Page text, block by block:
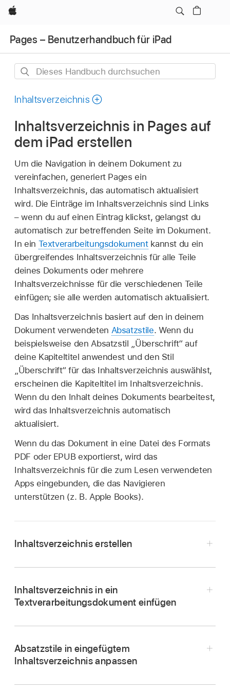
Apple
Pages – Benutzerhandbuch für iPad
Dieses
durchsuchen
Inhaltsverzeichnis
Inhaltsverzeichnis in Pages auf
dem iPad erstellen
Um die Navigation in deinem Dokument zu
vereinfachen, generiert Pages ein
Inhaltsverzeichnis, das automatisch aktualisiert
wird. Die Einträge im Inhaltsverzeichnis sind Links
– wenn du auf einen Eintrag klickst, gelangst du
automatisch zur betreffenden Seite im Dokument.
In ein Textverarbeitungsdokumentkannst du ein
übergreifendes Inhaltsverzeichnis für alle Teile
deines Dokuments oder mehrere
Inhaltsverzeichnisse für die verschiedenen Teile
einfügen; sie alle werden automatisch aktualisiert.
Das Inhaltsverzeichnis basiert auf den in deinem
Dokument verwendeten Absatzstile. Wenn du
beispielsweise den Absatzstil „Überschrift“ auf
deine Kapiteltitel anwendest und den Stil
„Überschrift“ für das Inhaltsverzeichnis auswählst,
erscheinen die Kapiteltitel im Inhaltsverzeichnis.
Wenn du den Inhalt deines Dokuments bearbeitest,
wird das Inhaltsverzeichnis automatisch
aktualisiert.
Wenn du das Dokument in eine Datei des Formats
PDF oder EPUB exportierst, wird das
Inhaltsverzeichnis für die zum Lesen verwendeten
Apps eingebunden, die das Navigieren
unterstützen (z. B. Apple Books).
Inhaltsverzeichnis erstellen
Absatzstile
auf Textelemente an, die im
Inhaltsverzeichnis erscheinen sollen (sofern
Tippe auf
oben auf dem Bildschirm.
Inhaltsverzeichnis in ein
Textverarbeitungsdokument einfügen
WendeAbsatzstileauf Textelemente an, die im
Absatzstile in eingefügtem
Inhaltsverzeichnis anpassen